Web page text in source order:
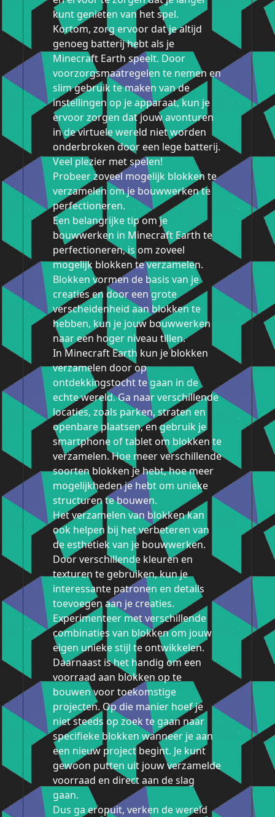
kunt genieten van het spel.
Kortom, zorg ervoor dat je altijd
genoeg batterij hebt als je
Minecraft Earth speelt. Door
voorzorgsmaatregelen te nemen en
slim gebruik te maken van de
instellingen op je apparaat, kun je
ervoor zorgen dat jouw avonturen
in de virtuele wereld niet worden
onderbroken door een lege batterij.
Veel plezier met spelen!
Probeer zoveel mogelijk blokken te
verzamelen om je bouwwerken te
perfectioneren.
Een belangrijke tip om je
bouwwerken in Minecraft Earth te
perfectioneren, is om zoveel
mogelijk blokken te verzamelen.
Blokken vormen de basis van je
creaties en door een grote
verscheidenheid aan blokken te
hebben, kun je jouw bouwwerken
naar een hoger niveau tillen.
In Minecraft Earth kun je blokken
verzamelen door op
ontdekkingstocht te gaan in de
echte wereld. Ga naar verschillende
locaties, zoals parken, straten en
openbare plaatsen, en gebruik je
smartphone of tablet om blokken te
verzamelen. Hoe meer verschillende
soorten blokken je hebt, hoe meer
mogelijkheden je hebt om unieke
structuren te bouwen.
Het verzamelen van blokken kan
ook helpen bij het verbeteren van
de esthetiek van je bouwwerken.
Door verschillende kleuren en
texturen te gebruiken, kun je
interessante patronen en details
toevoegen aan je creaties.
Experimenteer met verschillende
combinaties van blokken om jouw
eigen unieke stijl te ontwikkelen.
Daarnaast is het handig om een
voorraad aan blokken op te
bouwen voor toekomstige
projecten. Op die manier hoef je
niet steeds op zoek te gaan naar
specifieke blokken wanneer je aan
een nieuw project begint. Je kunt
gewoon putten uit jouw verzamelde
voorraad en direct aan de slag
gaan.
Dus ga eropuit, verken de wereld